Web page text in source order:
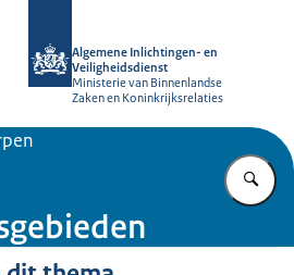
Algemene Inlichtingen- en
Veiligheidsdienst
Ministerie van Binnenlandse
Zaken en Koninkrijksrelaties